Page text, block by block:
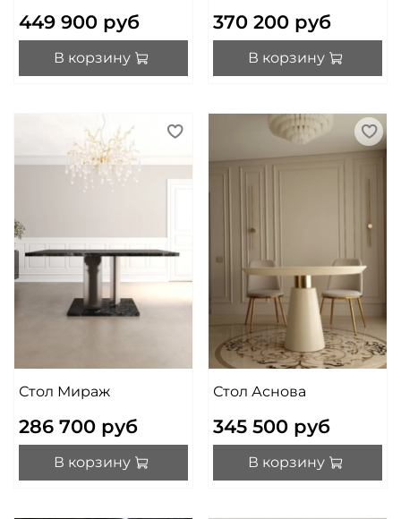
449 900 руб
В корзину
370 200 руб
В корзину
Стол Мираж
286 700 руб
В корзину
Стол Аснова
345 500 руб
В корзину